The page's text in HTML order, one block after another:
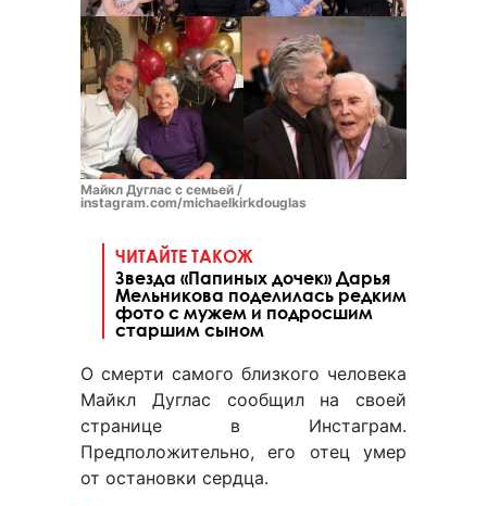
Майкл Дуглас с семьей /
instagram.com/michaelkirkdouglas
ЧИТАЙТЕ ТАКОЖ
Звезда «Папиных дочек» Дарья
Мельникова поделилась редким
фото с мужем и подросшим
старшим сыном
О смерти самого близкого человека
Майкл Дуглас сообщил на своей
странице в Инстаграм.
Предположительно, его отец умер
от остановки сердца.